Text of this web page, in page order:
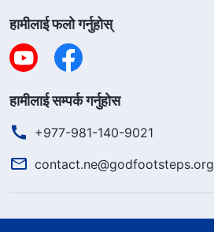
हामीलाई फलो गर्नुहोस्
हामीलाई सम्पर्क गर्नुहोस
+977-981-140-9021
contact.ne@godfootsteps.org